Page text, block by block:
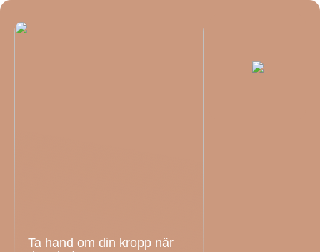
Ta hand om din kropp när